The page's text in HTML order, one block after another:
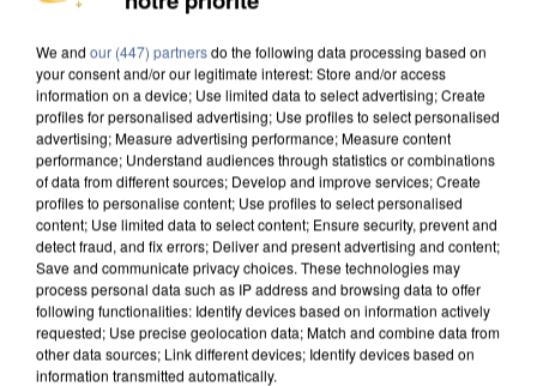
DE SOLIDARITÉ AVEC LES...
We and our (447) partnersdo the following data processing based on
your consent and/or our legitimate interest: Store and/or access
information on a device; Use limited data to select advertising; Create
profiles for personalised advertising; Use profiles to select personalised
advertising; Measure advertising performance; Measure content
performance; Understand audiences through statistics or combinations
of data from different sources; Develop and improve services; Create
profiles to personalise content; Use profiles to select personalised
content; Use limited data to select content; Ensure security, prevent and
detect fraud, and fix errors; Deliver and present advertising and content;
Save and communicate privacy choices. These technologies may
process personal data such as IP address and browsing data to offer
following functionalities: Identify devices based on information actively
requested; Use precise geolocation data; Match and combine data from
other data sources; Link different devices; Identify devices based on
information transmitted automatically.